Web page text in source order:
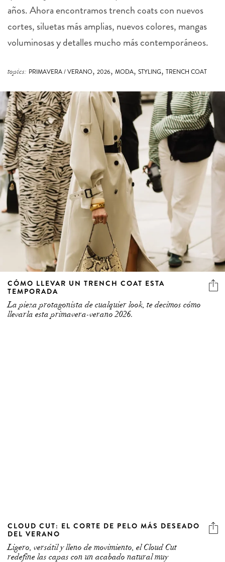
cortes, siluetas más amplias, nuevos colores, mangas
voluminosas y detalles mucho más contemporáneos.
CÓMO LLEVAR UN TRENCH COAT ESTA
TEMPORADA
La pieza protagonista de cualquier look, te decimos cómo
llevarla esta primavera-verano 2026.
DEL VERANO
Ligero, versátil y lleno de movimiento, el Cloud Cut
redefine las capas con un acabado natural muy
favorecedor